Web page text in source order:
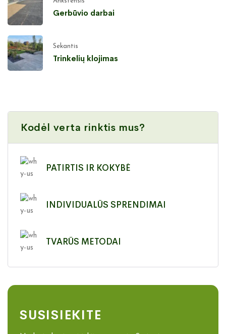
Gerbūvio darbai
Sekantis
Trinkelių klojimas
Kodėl verta rinktis mus?
PATIRTIS IR KOKYBĖ
INDIVIDUALŪS SPRENDIMAI
TVARŪS METODAI
SUSISIEKITE